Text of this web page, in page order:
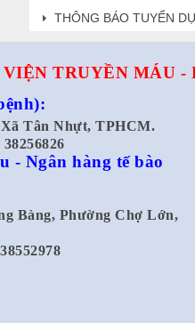
THÔNG BÁO TUYỂN
TRUYỀN MÁU -
Tân Nhựt, TPHCM.
- Ngân hàng tế bào
Bàng, Phường Chợ Lớn,